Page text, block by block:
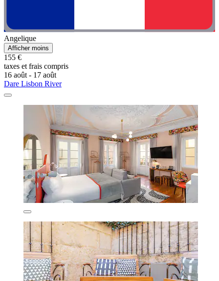
Angelique
Afficher moins
155 €
taxes et frais compris
16 août - 17 août
Dare Lisbon River